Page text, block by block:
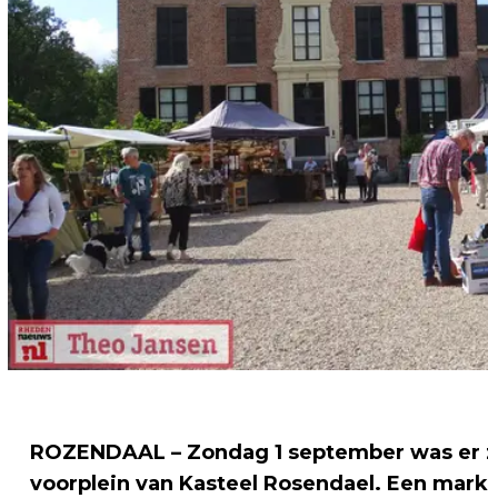
ROZENDAAL – Zondag 1 september was
voorplein van Kasteel Rosendael. Een